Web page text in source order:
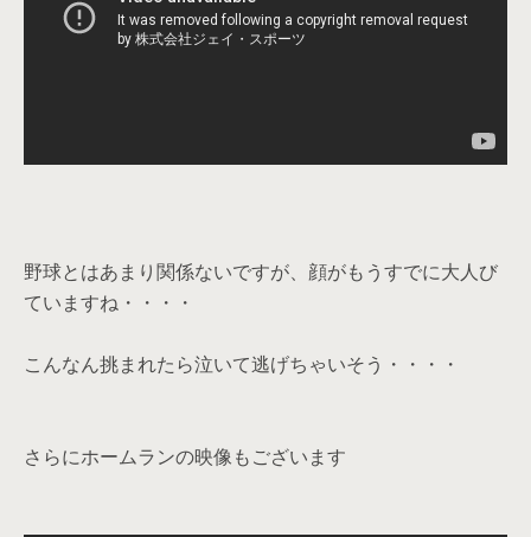
野球とはあまり関係ないですが、顔がもうすでに大人び
ていますね・・・・
こんなん挑まれたら泣いて逃げちゃいそう・・・・
さらにホームランの映像もございます